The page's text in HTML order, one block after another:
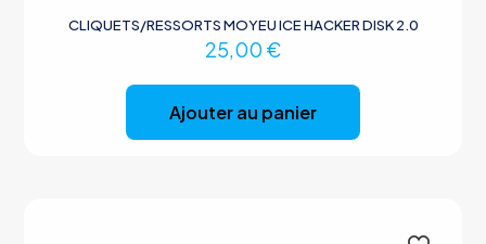
CLIQUETS/RESSORTS MOYEU ICE HACKER DISK 2.0
25,00 €
Ajouter au panier